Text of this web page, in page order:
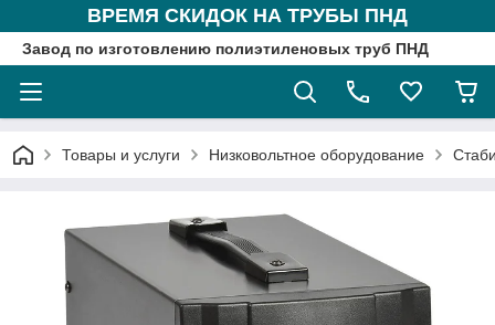
ВРЕМЯ СКИДОК НА ТРУБЫ ПНД
Завод по изготовлению полиэтиленовых труб ПНД
Товары и услуги Низковольтное оборудование